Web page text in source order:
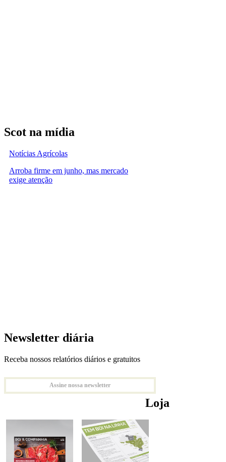
Scot na mídia
Notícias Agrícolas
Arroba firme em junho, mas mercado
exige atenção
Newsletter diária
Receba nossos relatórios diários e gratuitos
Assine nossa newsletter
Loja